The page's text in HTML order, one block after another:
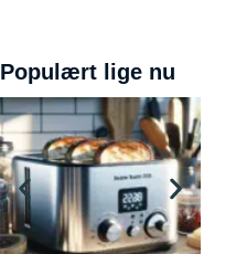
Populært lige nu